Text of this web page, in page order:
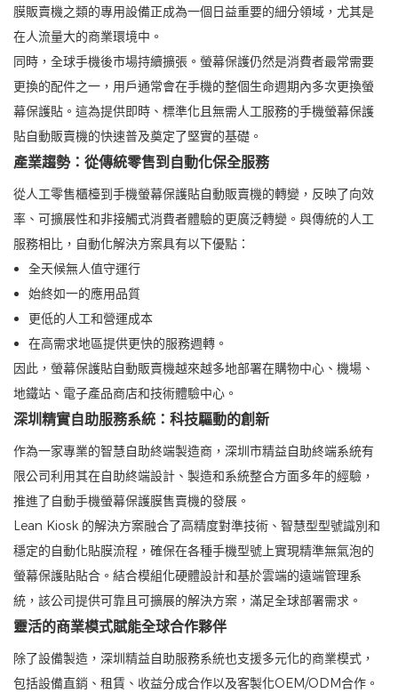
膜販賣機之類的專用設備正成為一個日益重要的細分領域，尤其是
在人流量大的商業環境中。
同時，全球手機後市場持續擴張。螢幕保護仍然是消費者最常需要
更換的配件之​​一，用戶通常會在手機的整個生命週期內多次更換螢
幕保護貼。這為提供即時、標準化且無需人工服務的手機螢幕保護
貼自動販賣機的快速普及奠定了堅實的基礎。
產業趨勢：從傳統零售到自動化保全服務
從人工零售櫃檯到手機螢幕保護貼自動販賣機的轉變，反映了向效
率、可擴展性和非接觸式消費者體驗的更廣泛轉變。與傳統的人工
服務相比，自動化解決方案具有以下優點：
全天候無人值守運行
始終如一的應用品質
更低的人工和營運成本
在高需求地區提供更快的服務週轉。
因此，螢幕保護貼自動販賣機越來越多地部署在購物中心、機場、
地鐵站、電子產品商店和技術體驗中心。
深圳精實自助服務系統：科技驅動的創新
作為一家專業的智慧自助終端製造商，深圳市精益自助終端系統有
限公司利用其在自助終端設計、製造和系統整合方面多年的經驗，
推進了自動手機螢幕保護膜售賣機的發展。
Lean Kiosk 的解決方案融合了高精度對準技術、智慧型型號識別和
穩定的自動化貼膜流程，確保在各種手機型號上實現精準無氣泡的
螢幕保護貼貼合。結合模組化硬體設計和基於雲端的遠端管理系
統，該公司提供可靠且可擴展的解決方案，滿足全球部署需求。
靈活的商業模式賦能全球合作夥伴
除了設備製造，深圳精益自助服務系統也支援多元化的商業模式，
包括設備直銷、租賃、收益分成合作以及客製化OEM/ODM合作。